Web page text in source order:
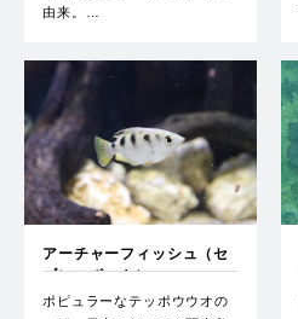
由来。…
アーチャーフィッシュ（セ
ブンスポット）
ポピュラーなテッポウウオの